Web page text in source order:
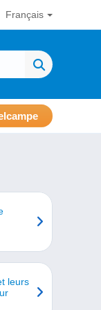
Français
leurs